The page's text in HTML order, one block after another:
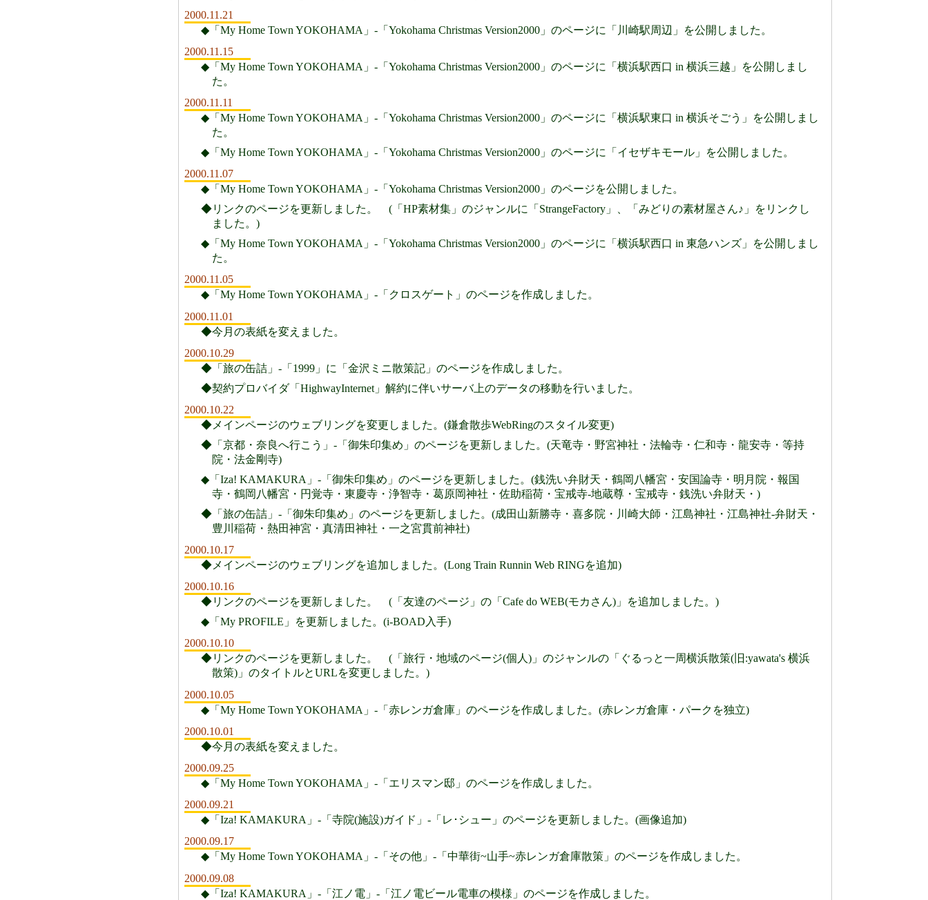
2000.11.21
◆「My Home Town YOKOHAMA」-「Yokohama Christmas Version2000」のページに「川崎駅周辺」を公開しました。
2000.11.15
◆「My Home Town YOKOHAMA」-「Yokohama Christmas Version2000」のページに「横浜駅西口 in 横浜三越」を公開しまし
た。
2000.11.11
◆「My Home Town YOKOHAMA」-「Yokohama Christmas Version2000」のページに「横浜駅東口 in 横浜そごう」を公開しまし
た。
◆「My Home Town YOKOHAMA」-「Yokohama Christmas Version2000」のページに「イセザキモール」を公開しました。
2000.11.07
◆「My Home Town YOKOHAMA」-「Yokohama Christmas Version2000」のページを公開しました。
◆リンクのページを更新しました。 (「HP素材集」のジャンルに「StrangeFactory」、「みどりの素材屋さん♪」をリンクし
ました。)
◆「My Home Town YOKOHAMA」-「Yokohama Christmas Version2000」のページに「横浜駅西口 in 東急ハンズ」を公開しまし
た。
2000.11.05
◆「My Home Town YOKOHAMA」-「クロスゲート」のページを作成しました。
2000.11.01
◆今月の表紙を変えました。
2000.10.29
◆「旅の缶詰」-「1999」に「金沢ミニ散策記」のページを作成しました。
◆契約プロバイダ「HighwayInternet」解約に伴いサーバ上のデータの移動を行いました。
2000.10.22
◆メインページのウェブリングを変更しました。(鎌倉散歩WebRingのスタイル変更)
◆「京都・奈良へ行こう」-「御朱印集め」のページを更新しました。(天竜寺・野宮神社・法輪寺・仁和寺・龍安寺・等持
院・法金剛寺)
◆「Iza! KAMAKURA」-「御朱印集め」のページを更新しました。(銭洗い弁財天・鶴岡八幡宮・安国論寺・明月院・報国
寺・鶴岡八幡宮・円覚寺・東慶寺・浄智寺・葛原岡神社・佐助稲荷・宝戒寺-地蔵尊・宝戒寺・銭洗い弁財天・)
◆「旅の缶詰」-「御朱印集め」のページを更新しました。(成田山新勝寺・喜多院・川崎大師・江島神社・江島神社-弁財天・
豊川稲荷・熱田神宮・真清田神社・一之宮貫前神社)
2000.10.17
◆メインページのウェブリングを追加しました。(Long Train Runnin Web RINGを追加)
2000.10.16
◆リンクのページを更新しました。 (「友達のページ」の「Cafe do WEB(モカさん)」を追加しました。)
◆「My PROFILE」を更新しました。(i-BOAD入手)
2000.10.10
◆リンクのページを更新しました。 (「旅行・地域のページ(個人)」のジャンルの「ぐるっと一周横浜散策(旧:yawata's 横浜
散策)」のタイトルとURLを変更しました。)
2000.10.05
◆「My Home Town YOKOHAMA」-「赤レンガ倉庫」のページを作成しました。(赤レンガ倉庫・パークを独立)
2000.10.01
◆今月の表紙を変えました。
2000.09.25
◆「My Home Town YOKOHAMA」-「エリスマン邸」のページを作成しました。
2000.09.21
◆「Iza! KAMAKURA」-「寺院(施設)ガイド」-「レ･シュー」のページを更新しました。(画像追加)
2000.09.17
◆「My Home Town YOKOHAMA」-「その他」-「中華街~山手~赤レンガ倉庫散策」のページを作成しました。
2000.09.08
◆「Iza! KAMAKURA」-「江ノ電」-「江ノ電ビール電車の模様」のページを作成しました。